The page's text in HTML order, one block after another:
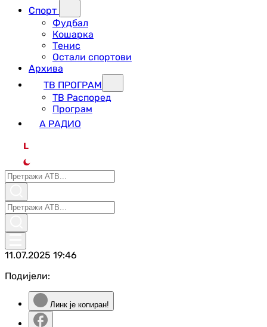
Спорт
Фудбал
Кошарка
Тенис
Остали спортови
Архива
ТВ ПРОГРАМ
ТВ Распоред
Програм
А РАДИО
L
11.07.2025 19:46
Подијели:
Линк је копиран!